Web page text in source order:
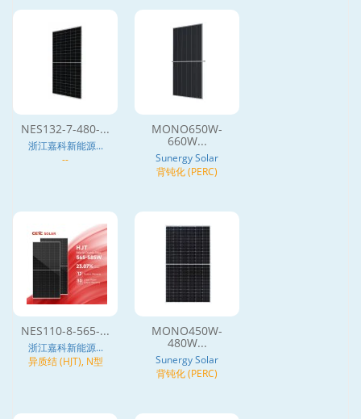
NES132-7-480-...
浙江嘉科新能源...
--
MONO650W-
660W...
Sunergy Solar
背钝化 (PERC)
NES110-8-565-...
浙江嘉科新能源...
异质结 (HJT), N型
MONO450W-
480W...
Sunergy Solar
背钝化 (PERC)